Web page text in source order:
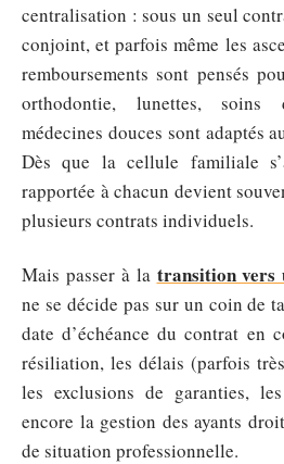
centralisation : sous un seul
conjoint, et parfois même les
remboursements sont pensés
orthodontie, lunettes, soins
médecines douces sont adaptés
Dès que la cellule familiale
rapportée à chacun devient
plusieurs contrats individuels.
Mais passer à la transition vers
ne se décide pas sur un coin de
date d’échéance du contrat en
résiliation, les délais (parfois
les exclusions de garanties,
encore la gestion des ayants
de situation professionnelle.